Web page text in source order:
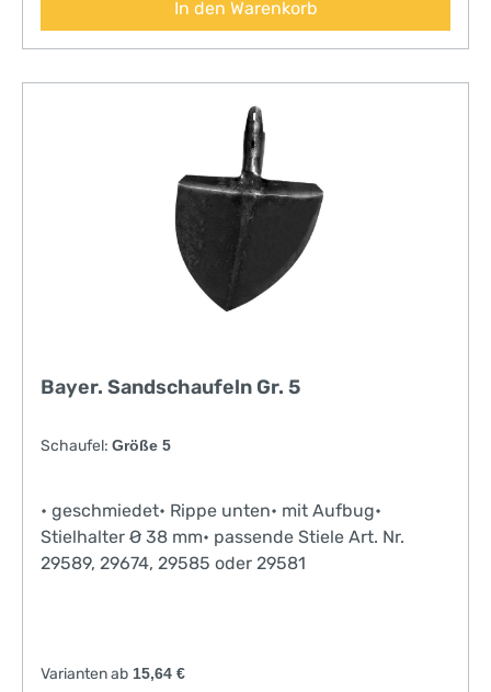
In den Warenkorb
Bayer. Sandschaufeln Gr. 5
Schaufel: Größe 5
• geschmiedet• Rippe unten• mit Aufbug•
Stielhalter Ø 38 mm• passende Stiele Art. Nr.
29589, 29674, 29585 oder 29581
Varianten ab 15,64 €